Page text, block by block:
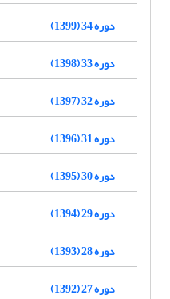
دوره 34 (1399)
دوره 33 (1398)
دوره 32 (1397)
دوره 31 (1396)
دوره 30 (1395)
دوره 29 (1394)
دوره 28 (1393)
دوره 27 (1392)